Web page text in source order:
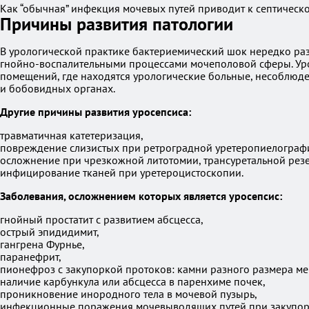
Как “обычная” инфекция мочевых путей приводит к
Причины развития патологии
В урологической практике бактериемический шок нередко
гнойно-воспалительными процессами мочеполовой сферы.
помещений, где находятся урологические больные,
и бобовидных органах.
Другие причины развития уросепсиса:
травматичная катетеризация,
повреждение слизистых при ретроградной
осложнение при чрезкожной литотомии, трансуретальной
инфицирование тканей при уретероцистоскопии.
Заболевания, осложнением которых является уросепсис:
гнойный простатит с развитием абсцесса,
острый эпидидимит,
гангрена Фурнье,
паранефрит,
пионефроз с закупоркой протоков: камни разного размера
наличие карбункула или абсцесса в паренхиме почек,
проникновение инородного тела в мочевой пузырь,
инфекционные поражения мочевыводящих путей при